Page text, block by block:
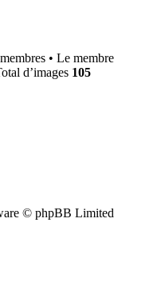
membres • Le membre
d’images 105
© phpBB Limited